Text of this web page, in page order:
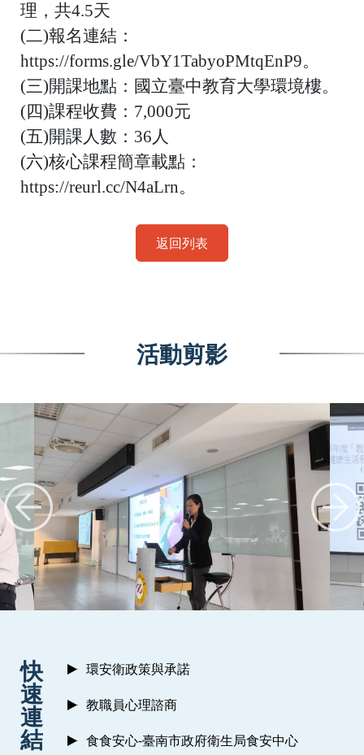
理，共4.5天
(二)報名連結：
https://forms.gle/VbY1TabyoPMtqEnP9。
(三)開課地點：國立臺中教育大學環境樓。
(四)課程收費： 7,000元
(五)開課人數： 36人
(六)核心課程簡章載點：
https://reurl.cc/N4aLrn。
返回列表
活動剪影
快
速
連
結
環安衛政策與承諾
教職員心理諮商
食食安心-臺南市政府衛生局食安中心